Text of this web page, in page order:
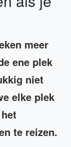
meer
ene plek
niet
elke plek
te reizen.